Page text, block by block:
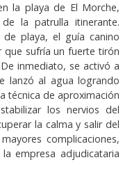
la playa de El Morche,
la patrulla itinerante.
playa, el guía canino
que sufría un fuerte tirón
inmediato, se activó a
lanzó al agua logrando
técnica de aproximación
los nervios del
la calma y salir del
complicaciones,
empresa adjudicataria